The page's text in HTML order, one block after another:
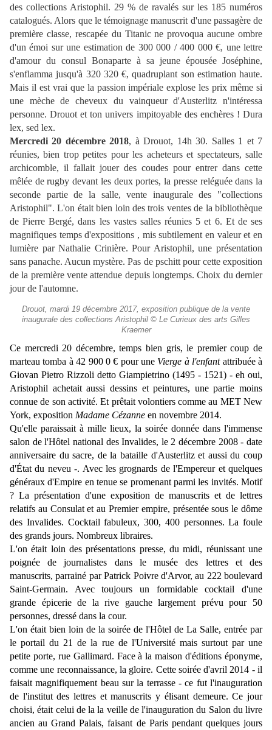
des collections Aristophil. 29 % de ravalés sur les 185 numéros
catalogués. Alors que le témoignage manuscrit d'une passagère de
première classe, rescapée du Titanic ne provoqua aucune ombre
d'un émoi sur une estimation de 300 000 / 400 000€, une lettre
d'amour du consul Bonaparte à sa jeune épousée Joséphine,
s'enflamma jusqu'à 320 320 €, quadruplant son estimation haute.
Mais il est vrai que la passion impériale explose les prix même si
une mèche de cheveux du vainqueur d'Austerlitz n'intéressa
personne. Drouot et ton univers impitoyable des enchères ! Dura
lex, sed lex.
Mercredi 20 décembre 2018, à Drouot, 14h 30. Salles 1 et 7
réunies, bien trop petites pour les acheteurs et spectateurs, salle
archicomble, il fallait jouer des coudes pour entrer dans cette
mêlée de rugby devant les deux portes, la presse reléguée dans la
seconde partie de la salle, vente inaugurale des "collections
Aristophil". L'on était bien loin des trois ventes de la bibliothèque
de Pierre Bergé, dans les vastes salles réunies 5 et 6. Et de ses
magnifiques temps d'expositions , mis subtilement en valeur et en
lumière par Nathalie Crinière. Pour Aristophil, une présentation
sans panache. Aucun mystère. Pas de pschitt pour cette exposition
de la première vente attendue depuis longtemps. Choix du dernier
jour de l'automne.
Drouot, mardi 19 décembre 2017, exposition publique de la vente
inaugurale des collections Aristophil © Le Curieux des arts Gilles
Kraemer
Ce mercredi 20 décembre, temps bien gris, le premier coup de
marteau tomba à 42 900 0 € pour une Vierge à l'enfantattribuée à
Giovan Pietro Rizzoli detto Giampietrino (1495 - 1521) - eh oui,
Aristophil achetait aussi dessins et peintures, une partie moins
connue de son activité. Et prêtait volontiers comme au MET New
York, exposition Madame Cézanne en novembre 2014.
Qu'elle paraissait à mille lieux, la soirée donnée dans l'immense
salon de l'Hôtel national des Invalides, le 2 décembre 2008 - date
anniversaire du sacre, de la bataille d'Austerlitz et aussi du coup
d'État du neveu -. Avec les grognards de l'Empereur et quelques
généraux d'Empire en tenue se promenant parmi les invités. Motif
? La présentation d'une exposition de manuscrits et de lettres
relatifs au Consulat et au Premier empire, présentée sous le dôme
des Invalides. Cocktail fabuleux, 300, 400 personnes. La foule
des grands jours. Nombreux libraires.
L'on était loin des présentations presse, du midi, réunissant une
poignée de journalistes dans le musée des lettres et des
manuscrits, parrainé par Patrick Poivre d'Arvor, au 222 boulevard
Saint-Germain. Avec toujours un formidable cocktail d'une
grande épicerie de la rive gauche largement prévu pour 50
personnes, dressé dans la cour.
L'on était bien loin de la soirée de l'Hôtel de La Salle, entrée par
le portail du 21 de la rue de l'Université mais surtout par une
petite porte, rue Gallimard. Face à la maison d'éditions éponyme,
comme une reconnaissance, la gloire. Cette soirée d'avril 2014 - il
faisait magnifiquement beau sur la terrasse - ce futl'inauguration
de l'institut des lettres et manuscrits y élisant demeure. Ce jour
choisi, était celui de la la veille de l'inauguration du Salon du livre
ancien au Grand Palais, faisant de Paris pendant quelques jours